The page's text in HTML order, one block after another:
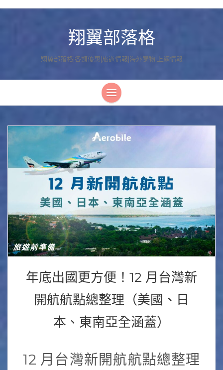
翔翼部落格
翔翼部落格|各類優惠|旅遊情報|海外購物|上網情報
旅遊前準備
年底出國更方便！12 月台灣新
開航航點總整理（美國、日
本、東南亞全涵蓋）
12 月台灣新開航航點總整理